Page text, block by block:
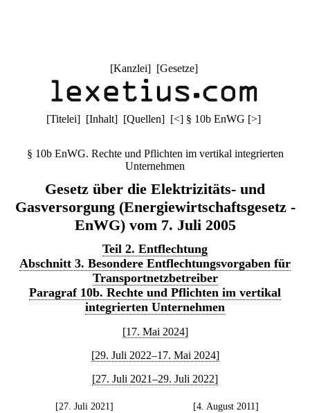
[Kanzlei] [Gesetze]
[Titelei] [Inhalt] [Quellen] [<] § 10b EnWG [>]
§ 10b EnWG. Rechte und Pflichten im vertikal integrierten
Unternehmen
Gesetz über die Elektrizitäts- und
Gasversorgung (Energiewirtschaftsgesetz -
EnWG) vom 7. Juli 2005
Teil 2. Entflechtung
Abschnitt 3. Besondere Entflechtungsvorgaben für
Transportnetzbetreiber
Paragraf 10b. Rechte und Pflichten im vertikal
integrierten Unternehmen
[17. Mai 2024]
[29. Juli 2022–17. Mai 2024]
[27. Juli 2021–29. Juli 2022]
[27. Juli 2021]
[4. August 2011]